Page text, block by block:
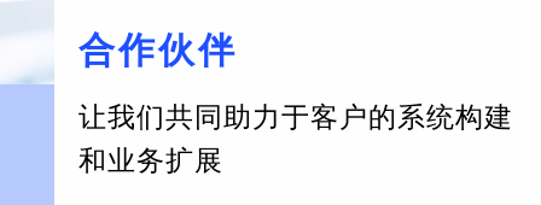
合作伙伴
让我们共同助力于客户的系统构建
和业务扩展